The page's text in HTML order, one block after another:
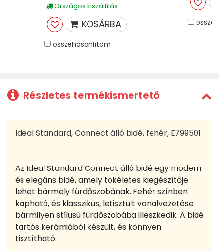
Országos kiszállítás
KOSÁRBA
összehasonlítom
Részletes termékismertető
Ideal Standard, Connect álló bidé, fehér, E799501
Az Ideal Standard Connect álló bidé egy modern
és elegáns bidé, amely tökéletes kiegészítője
lehet bármely fürdőszobának. Fehér színben
kapható, és klasszikus, letisztult vonalvezetése
bármilyen stílusú fürdőszobába illeszkedik. A bidé
tartós kerámiából készült, és könnyen
tisztítható.